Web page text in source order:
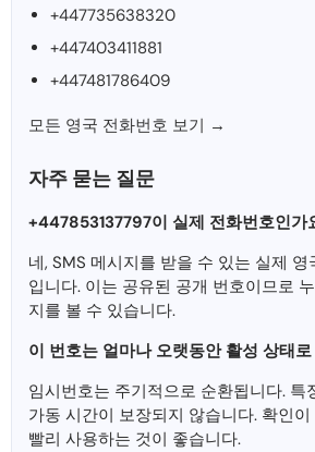
+447735638320
+447403411881
+447481786409
모든 영국 전화번호 보기 →
자주 묻는 질문
+447853137797이 실제 전화번호인가
네, SMS 메시지를 받을 수 있는 실제
입니다. 이는 공유된 공개 번호이므로
지를 볼 수 있습니다.
이 번호는 얼마나 오랫동안 활성 상태
임시번호는 주기적으로 순환됩니다. 특
가동 시간이 보장되지 않습니다. 확인
빨리 사용하는 것이 좋습니다.